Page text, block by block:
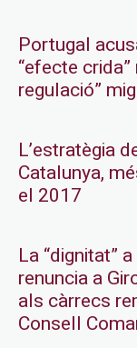
Portugal
“efecte
regulació”
L’estratègia
Catalunya,
el 2017
La “dignitat”
renuncia a
als càrrecs
Consell